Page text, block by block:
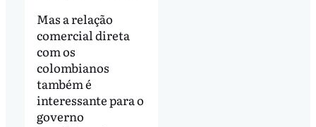
Mas a relação
comercial direta
com os
colombianos
também é
interessante para o
governo